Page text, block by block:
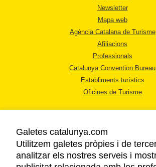
Newsletter
Mapa web
Agència Catalana de Turisme
Afiliacions
Professionals
Catalunya Convention Bureau
Establiments turístics
Oficines de Turisme
AVÍS LEGAL
Galetes catalunya.com
Utilitzem galetes pròpies i de
analitzar els nostres serveis i